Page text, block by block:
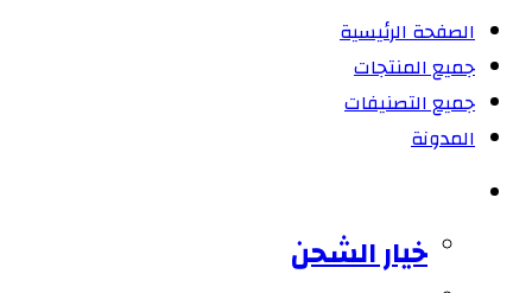
الصفحة الرئيسية
جميع المنتجات
جميع التصنيفات
المدونة
خيار الشحن